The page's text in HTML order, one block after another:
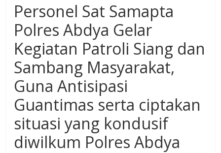
Personel Sat Samapta
Polres Abdya Gelar
Kegiatan Patroli Siang dan
Sambang Masyarakat,
Guna Antisipasi
Guantimas serta ciptakan
situasi yang kondusif
diwilkum Polres Abdya